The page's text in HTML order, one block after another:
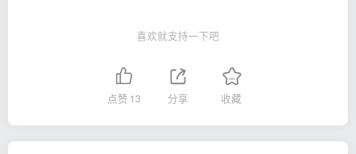
喜欢就支持一下吧
点赞 13 分享 收藏